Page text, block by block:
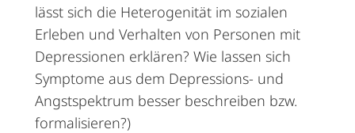
lässt sich die Heterogenität im sozialen
Erleben und Verhalten von Personen mit
Depressionen erklären? Wie lassen sich
Symptome aus dem Depressions- und
Angstspektrum besser beschreiben bzw.
formalisieren?)